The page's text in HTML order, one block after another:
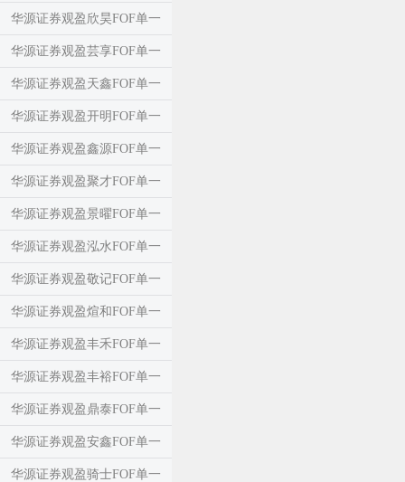
华源证券观盈欣昊FOF单一
华源证券观盈芸享FOF单一
华源证券观盈天鑫FOF单一
华源证券观盈开明FOF单一
华源证券观盈鑫源FOF单一
华源证券观盈聚才FOF单一
华源证券观盈景曜FOF单一
华源证券观盈泓水FOF单一
华源证券观盈敬记FOF单一
华源证券观盈煊和FOF单一
华源证券观盈丰禾FOF单一
华源证券观盈丰裕FOF单一
华源证券观盈鼎泰FOF单一
华源证券观盈安鑫FOF单一
华源证券观盈骑士FOF单一